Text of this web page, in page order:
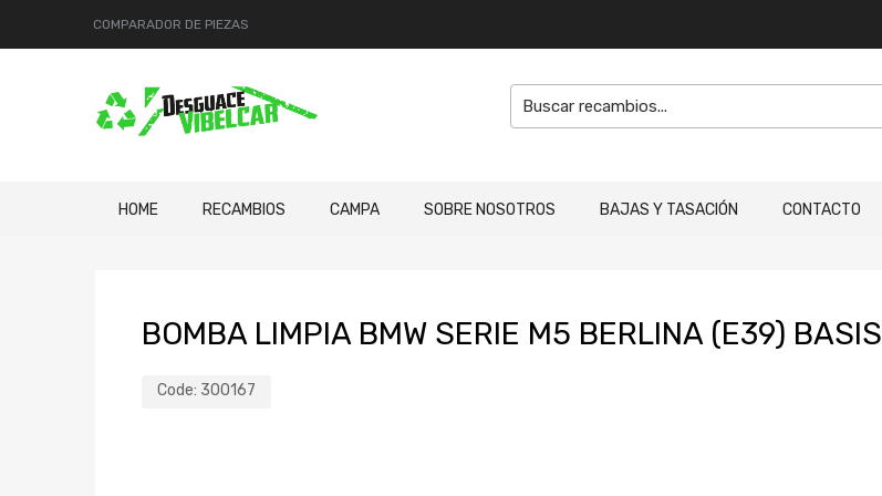
COMPARADOR DE PIEZAS
HOME RECAMBIOS CAMPA SOBRE NOSOTROS BAJAS Y TASACIÓN CONTACTO
BOMBA LIMPIA BMW SERIE M5 BERLINA (E39) BASIS
Code: 300167